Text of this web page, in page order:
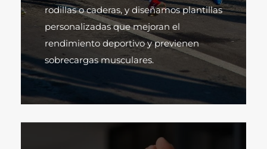
rodillas o caderas, y diseñamos plantillas
personalizadas que mejoran el
rendimiento deportivo y previenen
sobrecargas musculares.